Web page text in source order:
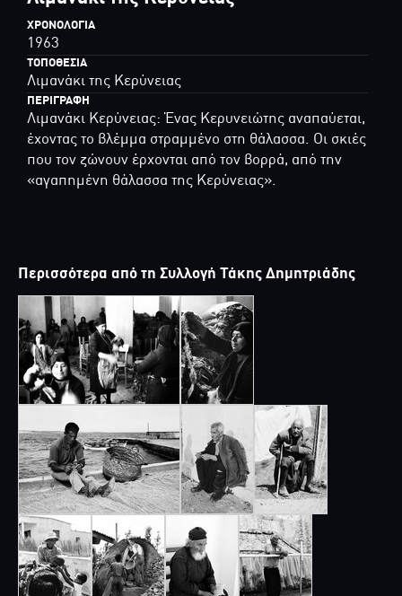
ΧΡΟΝΟΛΟΓΊΑ
1963
ΤΟΠΟΘΕΣΊΑ
Λιμανάκι της Κερύνειας
ΠΕΡΙΓΡΑΦΉ
Λιμανάκι Κερύνειας: Ένας Κερυνειώτης αναπαύεται,
έχοντας το βλέμμα στραμμένο στη θάλασσα. Οι σκιές
που τον ζώνουν έρχονται από τον βορρά, από την
«αγαπημένη θάλασσα της Κερύνειας».
Περισσότερα από τη Συλλογή Τάκης Δημητριάδης